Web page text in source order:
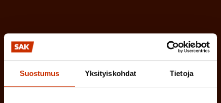
Suostumus Yksityiskohdat Tietoja
Tilaa